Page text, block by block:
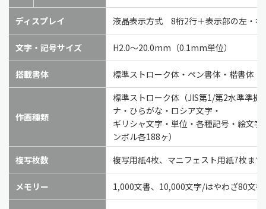
ディスプレイ 液晶表示方式 8桁2行＋表示部の左・右
文字・記号サイズ H2.0～20.0mm（0.1mm単位）
搭載書体 標準ストローク体・ペン書体・楷書体・
作画種類
標準ストローク体（JIS第1/第2水準準
ナ・ひらがな・ロシア文字・
ギリシャ文字・単位・各種記号・絵文
ンボル各188ヶ）
複写枚数
複写用紙4枚、マニフェスト用紙7枚
メモリー 1,000文書、10,000文字/はやわざ80文